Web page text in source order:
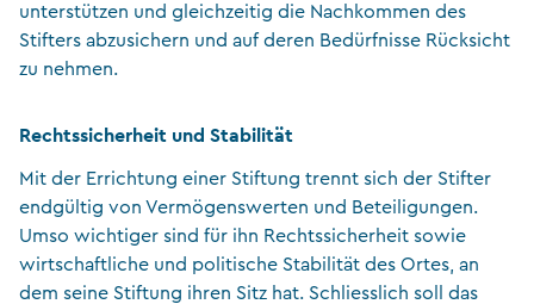
unterstützen und gleichzeitig die Nachkommen des
Stifters abzusichern und auf deren Bedürfnisse Rücksicht
zu nehmen.
Rechtssicherheit und Stabilität
Mit der Errichtung einer Stiftung trennt sich der Stifter
endgültig von Vermögenswerten und Beteiligungen.
Umso wichtiger sind für ihn Rechtssicherheit sowie
wirtschaftliche und politische Stabilität des Ortes, an
dem seine Stiftung ihren Sitz hat. Schliesslich soll das